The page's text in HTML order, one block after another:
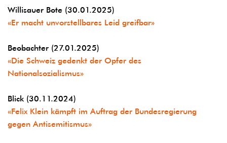
Willisauer Bote (30.01.2025)
«Er macht unvorstellbares Leid greifbar»
Beobachter (27.01.2025)
«Die Schweiz gedenkt der Opfer des
Nationalsozialismus»
Blick (30.11.2024)
«Felix Klein kämpft im Auftrag der Bundesregierung
gegen Antisemitismus»